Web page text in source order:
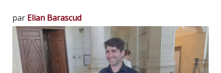
par Elian Barascud